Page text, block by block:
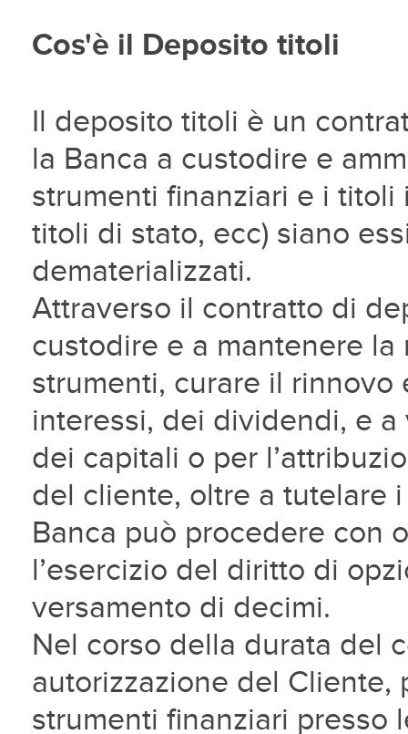
Cos'è il Deposito titoli
Il deposito titoli è un
la Banca a custodire e
strumenti finanziari e i
titoli di stato, ecc) siano
dematerializzati.
Attraverso il contratto di
custodire e a mantenere
strumenti, curare il rinnovo
interessi, dei dividendi, e
dei capitali o per
del cliente, oltre a tutelare
Banca può procedere con
l’esercizio del diritto di
versamento di decimi.
Nel corso della durata del
autorizzazione del
strumenti finanziari presso